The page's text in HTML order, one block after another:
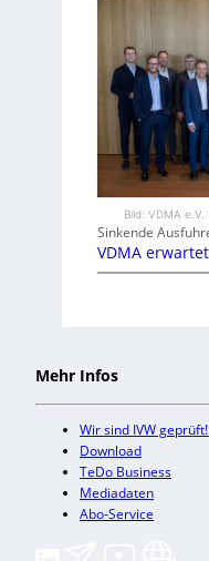
Bild: VDMA
Sinkende
VDMA
Mehr Infos
Wir sind IVW geprüft!
Download
TeDo Business
Mediadaten
Abo-Service